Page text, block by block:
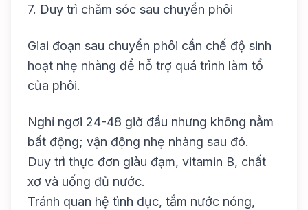
7. Duy trì chăm sóc sau chuyển phôi
Giai đoạn sau chuyển phôi cần chế độ sinh
hoạt nhẹ nhàng để hỗ trợ quá trình làm tổ
của phôi.
Nghỉ ngơi 24-48 giờ đầu nhưng không nằm
bất động; vận động nhẹ nhàng sau đó.
Duy trì thực đơn giàu đạm, vitamin B, chất
xơ và uống đủ nước.
Tránh quan hệ tình dục, tắm nước nóng,